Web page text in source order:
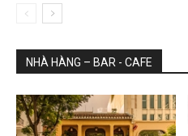
NHÀ HÀNG – BAR - CAFE